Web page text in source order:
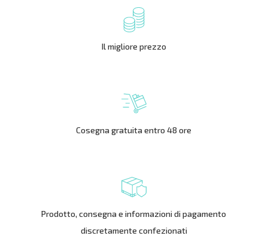
Il migliore prezzo
Cosegna gratuita entro 48 ore
Prodotto, consegna e informazioni di pagamento
discretamente confezionati